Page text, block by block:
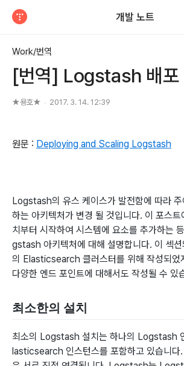
개발 노트
Work/번역
[번역] Logstash 배포
★용호★ 2017. 3. 14. 12:39
원문 : Deploying and Scaling Logstash
Logstash의 유스 케이스가 발전함에 따라 주
하는 아키텍처가 변경 될 것입니다. 이 포스트
치부터 시작하여 시스템에 요소를 추가하는
gstash 아키텍처에 대해 설명합니다. 이 섹
의 Elasticsearch 클러스터를 위해 작성되
다양한 엔드 포인트에 대해서도 작성될 수 있
최소한의 설치
최소의 Logstash 설치는 하나의 Logstash
lasticsearch 인스턴스를 포함하고 있습니다.